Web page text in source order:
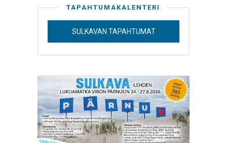
TAPAHTUMAKALENTERI
SULKAVAN TAPAHTUMAT